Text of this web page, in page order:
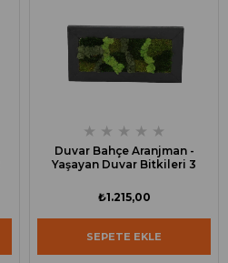
★ ★ ★ ★ ★
Duvar Bahçe Aranjman -
Yaşayan Duvar Bitkileri 3
₺1.215,00
SEPETE EKLE